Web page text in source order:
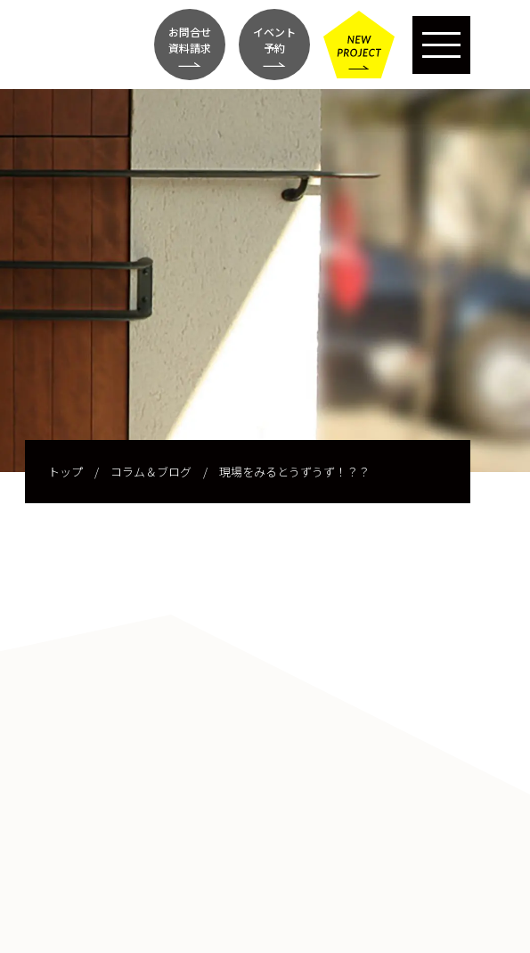
お問合せ
資料請求
イベント
予約
トップ/ コラム＆ブログ / 現場をみるとうずうず！？？